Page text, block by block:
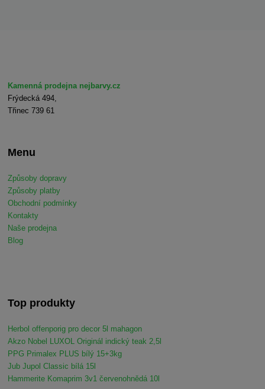
Kamenná prodejna nejbarvy.cz
Frýdecká 494,
Třinec 739 61
Menu
Způsoby dopravy
Způsoby platby
Obchodní podmínky
Kontakty
Naše prodejna
Blog
Top produkty
Herbol offenporig pro decor 5l mahagon
Akzo Nobel LUXOL Originál indický teak 2,5l
PPG Primalex PLUS bílý 15+3kg
Jub Jupol Classic bílá 15l
Hammerite Komaprim 3v1 červenohnědá 10l